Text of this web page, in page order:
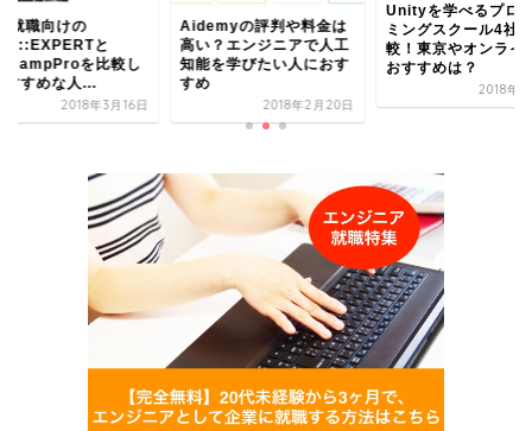
/就職向けの
と
を比較し
すすめな人...
2018年3月16日
Aidemyの評判や料金は
高い？エンジニアで人工
知能を学びたい人におす
すめ
2018年2月20日
Unityを学べるプロ
ミングスクール4社
較！東京やオンライ
おすすめは？
2018年6